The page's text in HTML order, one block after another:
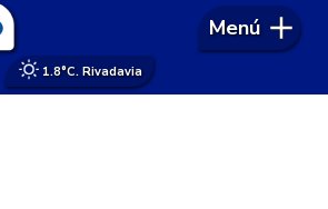
1.8°C. Rivadavia
Menú